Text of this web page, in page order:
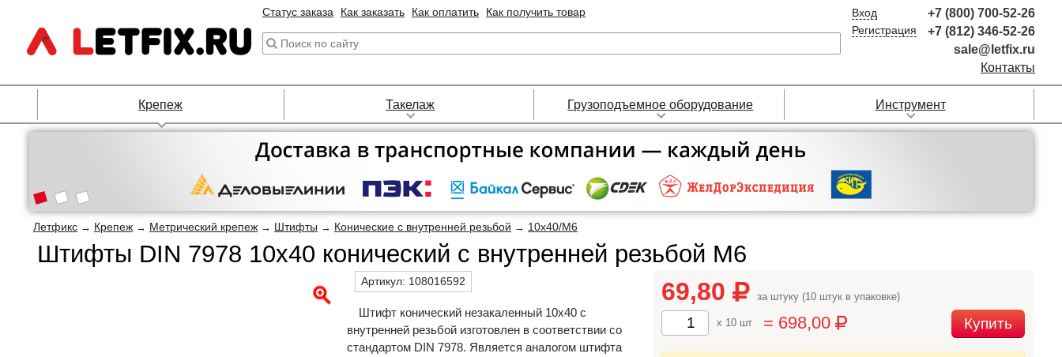
Статус заказа Как заказать Как оплатить Как получить товар
Вход
Регистрация
+7 (800) 700-52-26
+7 (812) 346-52-26
sale@letfix.ru
Контакты
Крепеж Такелаж Грузоподъемное оборудование Инструмент
Летфикс → Крепеж → Метрический крепеж → Штифты → Конические с внутренней резьбой → 10х40/М6
Штифты DIN 7978 10х40 конический с внутренней резьбой М6
Артикул: 108016592
Штифт конический незакаленный 10х40 с
внутренней резьбой изготовлен в соответствии со
стандартом DIN 7978. Является аналогом штифта
69,80 за штуку (10 штук в упаковке)
x 10 шт = 698,00 Купить